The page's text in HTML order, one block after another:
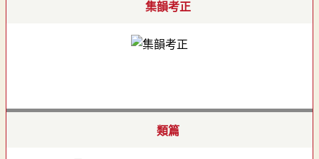
集韻考正
類篇